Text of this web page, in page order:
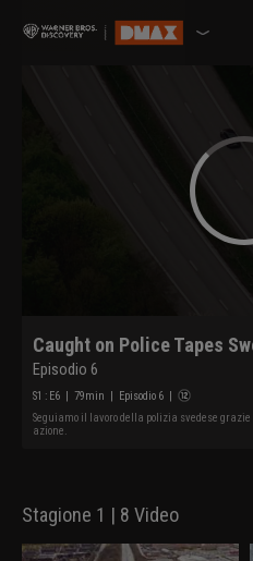
Caught on Police Tapes
Episodio 6
S1 : E6 | 79min | Episodio 6 |
Seguiamo il lavoro della polizia svedese
azione.
Stagione 1 | 8 Video